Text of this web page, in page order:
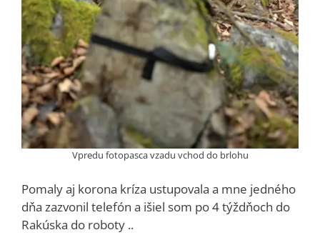
Vpredu fotopasca vzadu vchod do brlohu
Pomaly aj korona kríza ustupovala a mne jedného
dňa zazvonil telefón a išiel som po 4 týždňoch do
Rakúska do roboty ..